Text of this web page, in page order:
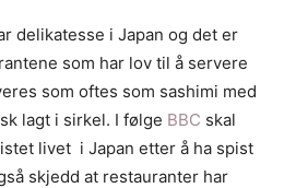
delikatesse i Japan og det er
som har lov til å servere
som oftes som sashimi med
lagt i sirkel. I følge BBC skal
livet i Japan etter å ha spist
skjedd at restauranter har